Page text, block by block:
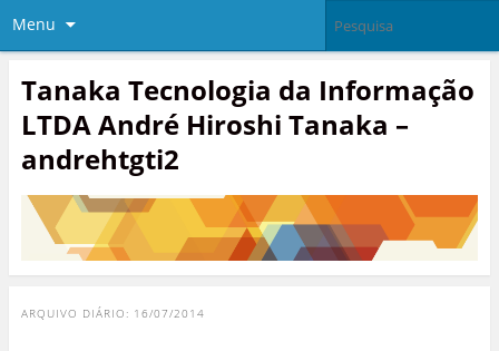
Menu
Tanaka Tecnologia da Informação
LTDA André Hiroshi Tanaka –
andrehtgti2
ARQUIVO DIÁRIO: 16/07/2014